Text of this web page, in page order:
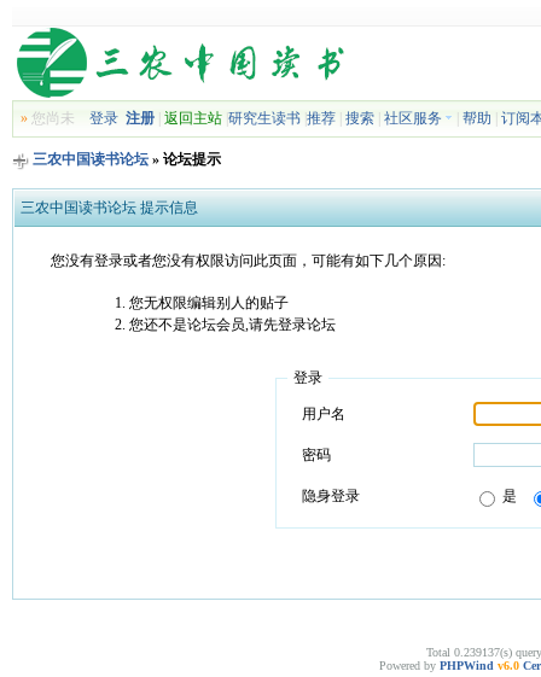
»您尚未 登录 注册| 返回主站| 研究生读书| 推荐| 搜索| 社区服务 帮助 订阅
三农中国读书论坛» 论坛提示
三农中国读书论坛 提示信息
您没有登录或者您没有权限访问此页面，可能有如下几个原因:
您无权限编辑别人的贴子
您还不是论坛会员,请先登录论坛
登录
用户名
密码
隐身登录 是
Total 0.239137(s)
Powered by PHPWind v6.0